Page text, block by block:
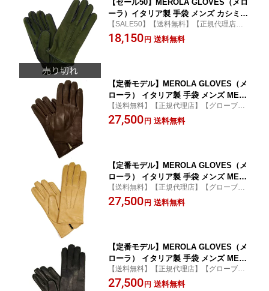
【セール50】MEROLA GLOVES（メロ
ーラ）イタリア製 手袋 メンズ カシミヤ
ライニング ME829502 グリーン スエー
ド 羊革 コンビネーション ハンドメイド
【SALE50】【送料無料】【正規代理店】
【グローブ】【merola】【NAPPA】【バイ
カラー】
18,150 円 送料無料
【定番モデル】MEROLA GLOVES（メ
ローラ） イタリア製 手袋 メンズ ME00
2-71 ブラウンxカシミヤライニング オフ
ホワイト 羊革 Nappa Leather ハンドメ
【送料無料】【正規代理店】【グローブ】
【ラムナッパ】【merola】
27,500 円 送料無料
【定番モデル】MEROLA GLOVES（メ
ローラ） イタリア製 手袋 メンズ ME00
2-73 ベージュxカシミヤライニング ブラ
ウン 羊革 Nappa Leather ハンドメイド
【送料無料】【正規代理店】【グローブ】
【ラムナッパ】【merola】
27,500 円 送料無料
【定番モデル】MEROLA GLOVES（メ
ローラ） イタリア製 手袋 メンズ ME00
2-80 ダークネイビーxカシミヤライニン
グ パープル 羊革 Nappa Leather ハンド
【送料無料】【正規代理店】【グローブ】
【ラムナッパ】【merola】
27,500 円 送料無料